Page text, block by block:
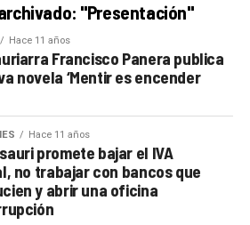
"Presentación"
Hace 11 años
Francisco Panera publica
novela ‘Mentir es encender
Hace 11 años
promete bajar el IVA
no trabajar con bancos que
y abrir una oficina